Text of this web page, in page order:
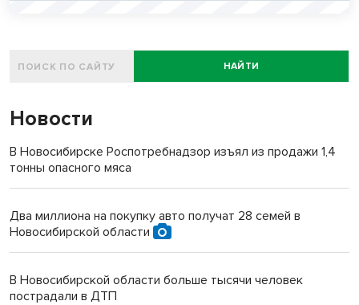
НАЙТИ
Новости
В Новосибирске Роспотребнадзор изъял из продажи 1,4
тонны опасного мяса
Два миллиона на покупку авто получат 28 семей в
Новосибирской области
В Новосибирской области больше тысячи человек
пострадали в ДТП